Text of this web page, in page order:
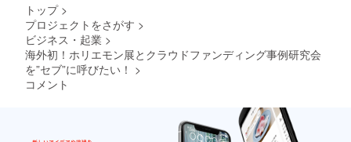
トップ >
プロジェクトをさがす >
ビジネス・起業 >
海外初！ホリエモン展とクラウドファンディング事例研究会
を”セブ”に呼びたい！ >
コメント